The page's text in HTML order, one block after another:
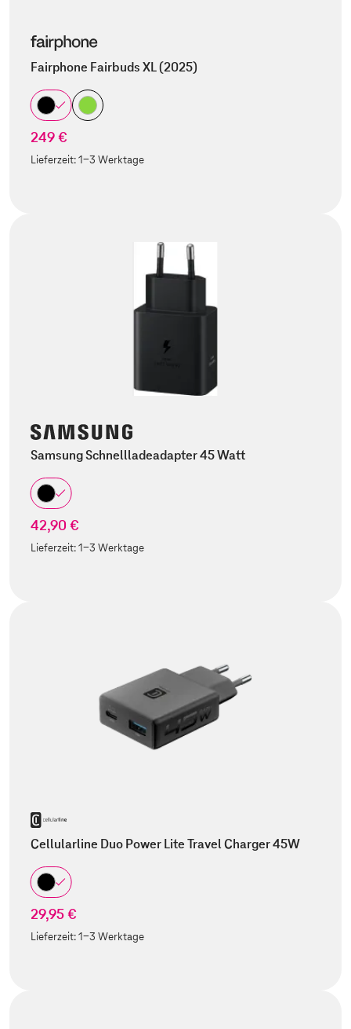
Fairphone Fairbuds XL (2025)
249 €
Lieferzeit:1-3 Werktage
Samsung Schnellladeadapter 45 Watt
42,90 €
Lieferzeit:1-3 Werktage
Cellularline Duo Power Lite Travel Charger 45W
29,95 €
Lieferzeit:1-3 Werktage